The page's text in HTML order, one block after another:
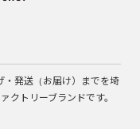
・発送（お届け）までを埼
クトリーブランドです。